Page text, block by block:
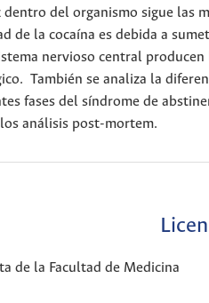
dentro del organismo sigue las
de la cocaína es debida a
nervioso central
También se analiza la
fases del síndrome de
análisis post-mortem.
de la Facultad de Medicina